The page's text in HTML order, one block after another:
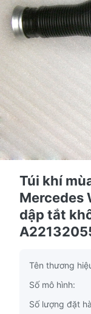
Túi khí
Mercedes
dập tắt
Tên thương
Số mô hình:
Số lượng đặt